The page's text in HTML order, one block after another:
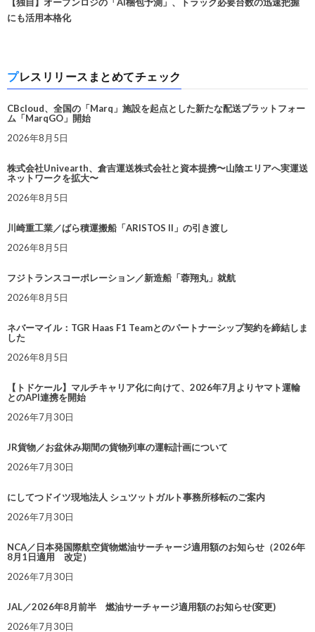
【独自】オープンロジの「AI梱包予測」、トラック必要台数の迅速把握
にも活用本格化
プレスリリースまとめてチェック
CBcloud、全国の「Marq」施設を起点とした新たな配送プラットフォー
ム「MarqGO」開始
2026年8月5日
株式会社Univearth、倉吉運送株式会社と資本提携〜山陰エリアへ実運送
ネットワークを拡大〜
2026年8月5日
川崎重工業／ばら積運搬船「ARISTOS II」の引き渡し
2026年8月5日
フジトランスコーポレーション／新造船「蓉翔丸」就航
2026年8月5日
ネバーマイル：TGR Haas F1 Teamとのパートナーシップ契約を締結しま
した
2026年8月5日
【トドケール】マルチキャリア化に向けて、2026年7月よりヤマト運輸
とのAPI連携を開始
2026年7月30日
JR貨物／お盆休み期間の貨物列車の運転計画について
2026年7月30日
にしてつドイツ現地法人 シュツットガルト事務所移転のご案内
2026年7月30日
NCA／日本発国際航空貨物燃油サーチャージ適用額のお知らせ（2026年
8月1日適用 改定）
2026年7月30日
JAL／2026年8月前半 燃油サーチャージ適用額のお知らせ(変更)
2026年7月30日